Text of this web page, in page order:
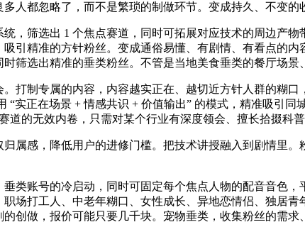
都忽略了，而不是繁琐的制做环节。变成持久、不变的
筛选出 1 个焦点赛道，同时可拓展对应技术的周边产物
引精准的方针粉丝。变成通俗易懂、有剧情、有看点的
筛选出精准的垂类粉丝。不管是当地美食垂类的餐厅场景
制专属的内容，内容越实正在、越切近方针人群的糊口
“实正在场景 + 情感共识 + 价值输出” 的模式，精准吸引
的无效内卷，只需对某个行业有深度领会、擅长拾掇科普
感，降低用户的进修门槛。把技术讲授融入到剧情里。
账号的冷启动，同时可固定每个焦点人物的配音音色，
场打工人、中老年糊口、女性成长、异地恋情侣、独居
创做，报价可能只要几千块。宠物垂类，收集粉丝的需